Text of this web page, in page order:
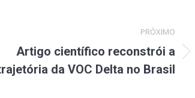
PRÓXIMO
Artigo científico reconstrói a
da VOC Delta no Brasil